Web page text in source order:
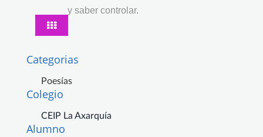
y saber controlar.
Categorias
Poesías
Colegio
CEIP La Axarquía
Alumno